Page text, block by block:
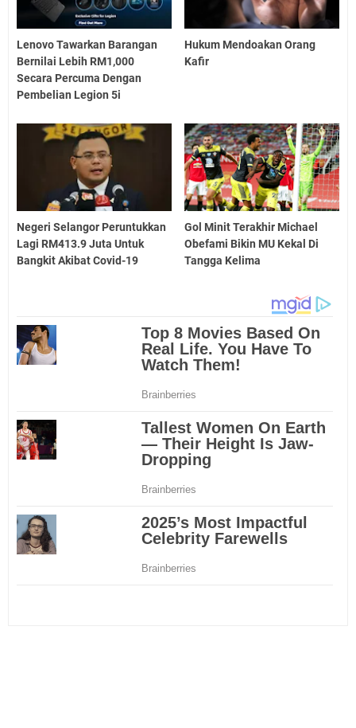
Lenovo Tawarkan Barangan
Bernilai Lebih RM1,000
Secara Percuma Dengan
Pembelian Legion 5i
Hukum Mendoakan Orang
Kafir
Negeri Selangor Peruntukkan
Lagi RM413.9 Juta Untuk
Bangkit Akibat Covid-19
Gol Minit Terakhir Michael
Obefami Bikin MU Kekal Di
Tangga Kelima